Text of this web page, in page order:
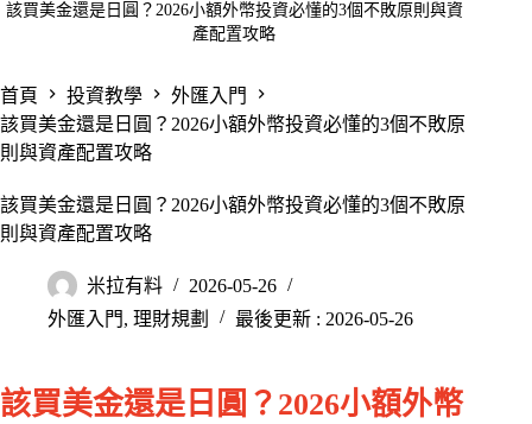
該買美金還是日圓？2026小額外幣投資必懂的3個不敗原則與資
產配置攻略
首頁 投資教學
外匯入門
該買美金還是日圓？2026小額外幣投資必懂的3個不敗原
則與資產配置攻略
該買美金還是日圓？2026小額外幣投資必懂的3個不敗原
則與資產配置攻略
米拉有料
2026-05-26
外匯入門, 理財規劃 最後更新 : 2026-05-26
該買美金還是日圓？2026小額外幣